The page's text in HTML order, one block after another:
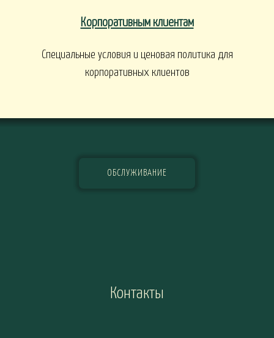
Корпоративным клиентам
Специальные условия и ценовая политика для
корпоративных клиентов
ОБСЛУЖИВАНИЕ
Контакты